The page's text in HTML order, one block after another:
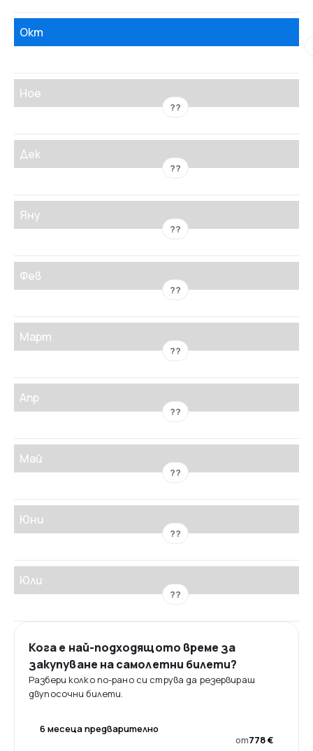
Окт
Ное
??
Дек
??
Яну
??
Фев
??
Март
??
Апр
??
Май
??
Юни
??
Юли
??
Кога е най-подходящото време за
закупуване на самолетни билети?
Разбери колко по-рано си струва да резервираш
двупосочни билети.
6 месеца предварително
от778 €